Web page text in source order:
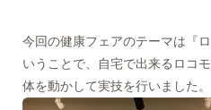
今回の健康フェアのテーマは『
いうことで、自宅で出来るロコ
体を動かして実技を行いました。